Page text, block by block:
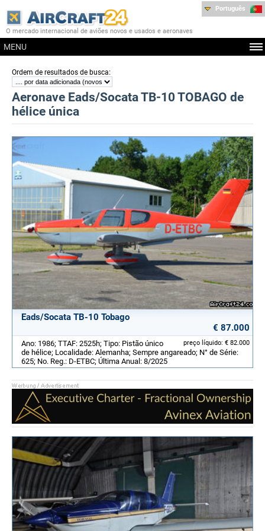
O mercado internacional de aviões novos e usados e aeronaves
MENU
Português
Ordem de resultados de busca:
Aeronave Eads/Socata TB-10 TOBAGO de
hélice única
Eads/Socata TB-10 Tobago
€ 87.000
preço líquido: € 82.000
Ano: 1986; TTAF: 2525h; Tipo: Pistão único
de hélice; Localidade: Alemanha; Sempre angareado; N° de Série:
625; No. Reg.: D-ETBC; Última Anual: 8/2025